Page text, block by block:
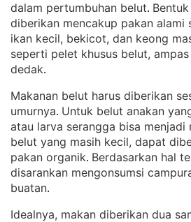
dalam pertumbuhan belut.
diberikan mencakup pakan alami
ikan kecil, bekicot, dan keong
seperti pelet khusus belut,
dedak.
Makanan belut harus diberikan
umurnya. Untuk belut anakan
atau larva serangga bisa menjadi
belut yang masih kecil, dapat
pakan organik. Berdasarkan hal
disarankan mengonsumsi
buatan.
Idealnya, makan diberikan dua